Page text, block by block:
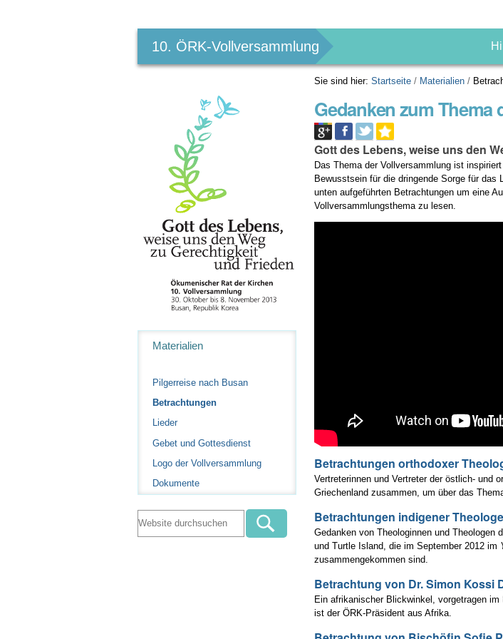
10. ÖRK-Vollversammlung
Sie sind hier: Startseite / Materialien /
Gedanken zum Thema
Gott des Lebens, weise uns den
Das Thema der Vollversammlung ist
Bewusstsein für die dringende Sorge für
unten aufgeführten Betrachtungen um eine
Vollversammlungsthema zu lesen.
Betrachtungen orthodoxer
Vertreterinnen und Vertreter der östlich- und
Griechenland zusammen, um über das
Betrachtungen indigener
Gedanken von Theologinnen und Theologen
und Turtle Island, die im September 2012 im
zusammengekommen sind.
Betrachtung von Dr. Simon Kossi
Ein afrikanischer Blickwinkel, vorgetragen
ist der ÖRK-Präsident aus Afrika.
Materialien
Pilgerreise nach Busan
Betrachtungen
Lieder
Gebet und Gottesdienst
Logo der Vollversammlung
Dokumente